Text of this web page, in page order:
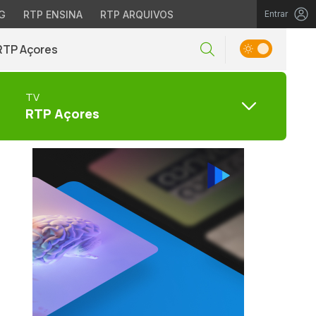
RTP ENSINA RTP ARQUIVOS Entrar
Açores
TV
RTP Açores